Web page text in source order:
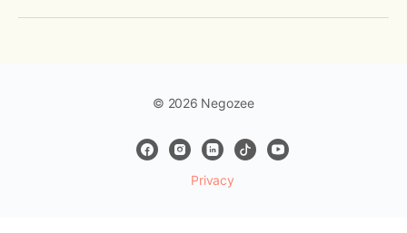
© 2026 Negozee
Privacy